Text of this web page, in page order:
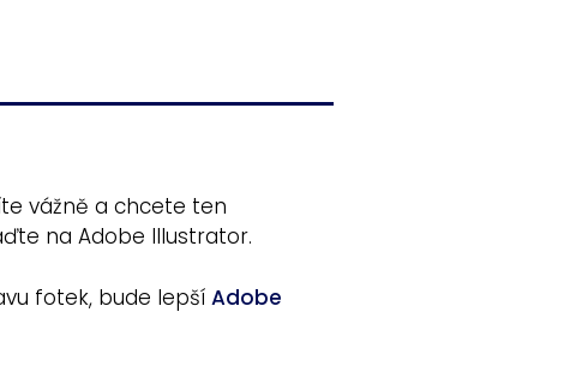
vážně a chcete ten
na Adobe Illustrator.
fotek, bude lepšíAdobe